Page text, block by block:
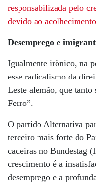
responsabilizada pelo
devido ao
Desemprego e
Igualmente irônico, na
esse radicalismo da
Leste alemão, que
Ferro”.
O partido Alternativa
terceiro mais forte do
cadeiras no Bundestag
crescimento é a
desemprego e a